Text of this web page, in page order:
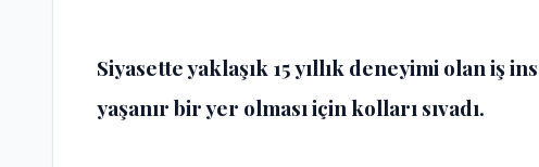
Siyasette yaklaşık 15 yıllık deneyimi olan iş
yaşanır bir yer olması için kolları sıvadı.